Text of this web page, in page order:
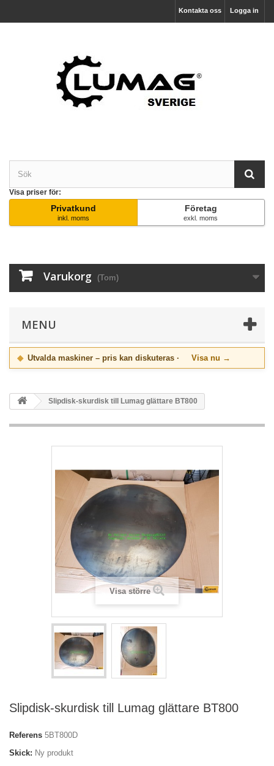
Logga in
Kontakta oss
Visa priser för:
Privatkund
inkl. moms
Företag
exkl. moms
Varukorg (Tom)
MENU
◆ Utvalda maskiner – pris kan diskuteras · Visa nu →
Slipdisk-skurdisk till Lumag glättare BT800
Visa större
Slipdisk-skurdisk till Lumag glättare BT800
Referens 5BT800D
Skick: Ny produkt